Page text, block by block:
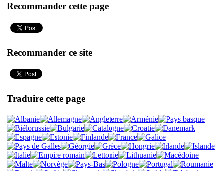
Recommander cette page
Recommander ce site
Traduire cette page